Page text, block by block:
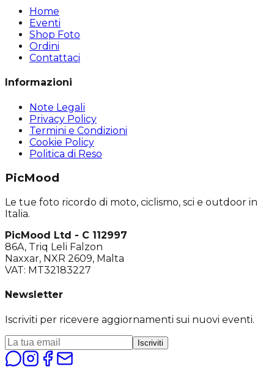
Home
Eventi
Shop Foto
Ordini
Contattaci
Informazioni
Note Legali
Privacy Policy
Termini e Condizioni
Cookie Policy
Politica di Reso
PicMood
Le tue foto ricordo di moto, ciclismo, sci e outdoor in
Italia.
PicMood Ltd - C 112997
86A, Triq Leli Falzon
Naxxar, NXR 2609, Malta
VAT: MT32183227
Newsletter
Iscriviti per ricevere aggiornamenti sui nuovi eventi.
Iscriviti